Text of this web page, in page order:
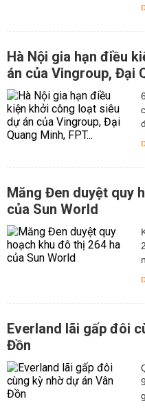
Hà Nội gia hạn điều
án của Vingroup, Đại
Măng Đen duyệt quy
của Sun World
Everland lãi gấp đôi
Đồn